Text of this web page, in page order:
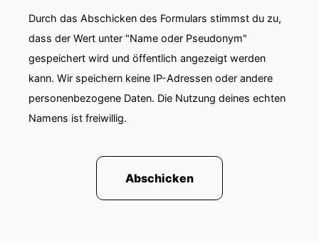
Durch das Abschicken des Formulars stimmst du zu,
dass der Wert unter "Name oder Pseudonym"
gespeichert wird und öffentlich angezeigt werden
kann. Wir speichern keine IP-Adressen oder andere
personenbezogene Daten. Die Nutzung deines echten
Namens ist freiwillig.
Abschicken